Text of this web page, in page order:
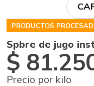
PRODUCTOS
Spbre de jugo
$
Precio por kilo